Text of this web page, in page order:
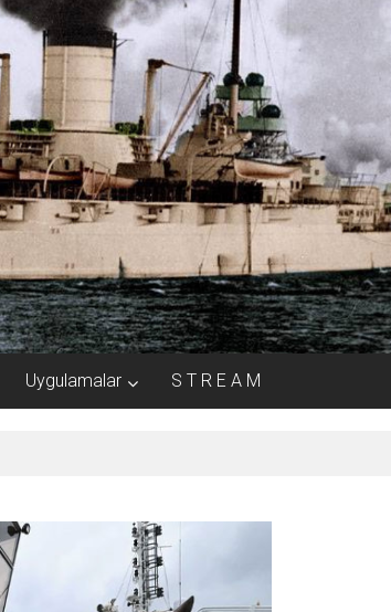
Uygulamalar S T R E A M